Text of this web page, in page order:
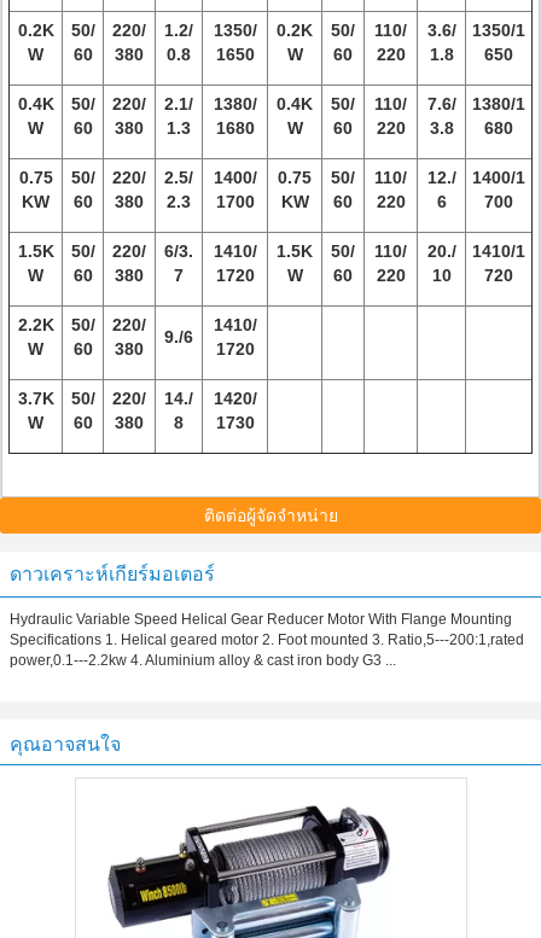
0.2K
W
50/
60
220/
380
1.2/
0.8
1350/
1650
0.2K
W
50/
60
110/
220
3.6/
1.8
1350/1
650
0.4K
W
50/
60
220/
380
2.1/
1.3
1380/
1680
0.4K
W
50/
60
110/
220
7.6/
3.8
1380/1
680
0.75
KW
50/
60
220/
380
2.5/
2.3
1400/
1700
0.75
KW
50/
60
110/
220
12./
6
1400/1
700
1.5K
W
50/
60
220/
380
6/3.
7
1410/
1720
1.5K
W
50/
60
110/
220
20./
10
1410/1
720
2.2K
W
50/
60
220/
380
9./6
1410/
1720
3.7K
W
50/
60
220/
380
14./
8
1420/
1730
ติดต่อผู้จัดจำหน่าย
ดาวเคราะห์เกียร์มอเตอร์
Hydraulic Variable Speed Helical Gear Reducer Motor With Flange Mounting
Specifications 1. Helical geared motor 2. Foot mounted 3. Ratio,5---200:1,rated
power,0.1---2.2kw 4. Aluminium alloy & cast iron body G3 ...
คุณอาจสนใจ